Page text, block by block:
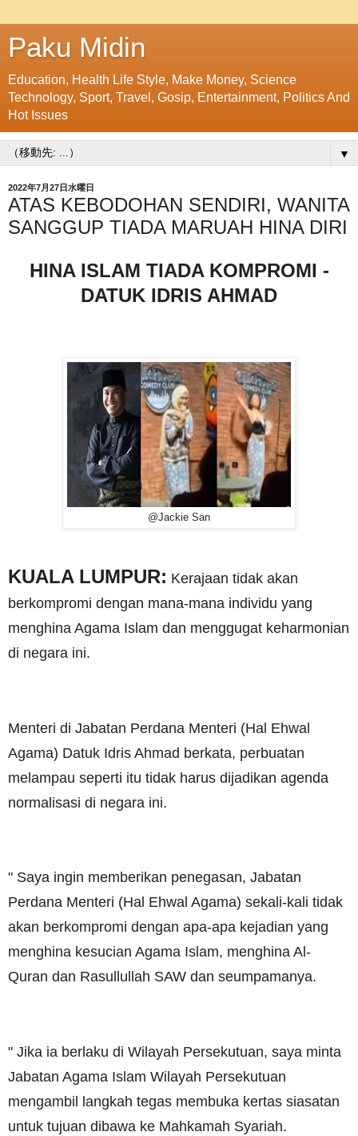
Paku Midin
Education, Health Life Style, Make Money, Science
Technology, Sport, Travel, Gosip, Entertainment, Politics And
Hot Issues
▼
2022年7月27日水曜日
ATAS KEBODOHAN SENDIRI, WANITA
SANGGUP TIADA MARUAH HINA DIRI
HINA ISLAM TIADA KOMPROMI -
DATUK IDRIS AHMAD
@Jackie San
KUALA LUMPUR: Kerajaan tidak akan
berkompromi dengan mana-mana individu yang
menghina Agama Islam dan menggugat keharmonian
di negara ini.
Menteri di Jabatan Perdana Menteri (Hal Ehwal
Agama) Datuk Idris Ahmad berkata, perbuatan
melampau seperti itu tidak harus dijadikan agenda
normalisasi di negara ini.
" Saya ingin memberikan penegasan, Jabatan
Perdana Menteri (Hal Ehwal Agama) sekali-kali tidak
akan berkompromi dengan apa-apa kejadian yang
menghina kesucian Agama Islam, menghina Al-
Quran dan Rasullullah SAW dan seumpamanya.
" Jika ia berlaku di Wilayah Persekutuan, saya minta
Jabatan Agama Islam Wilayah Persekutuan
mengambil langkah tegas membuka kertas siasatan
untuk tujuan dibawa ke Mahkamah Syariah.